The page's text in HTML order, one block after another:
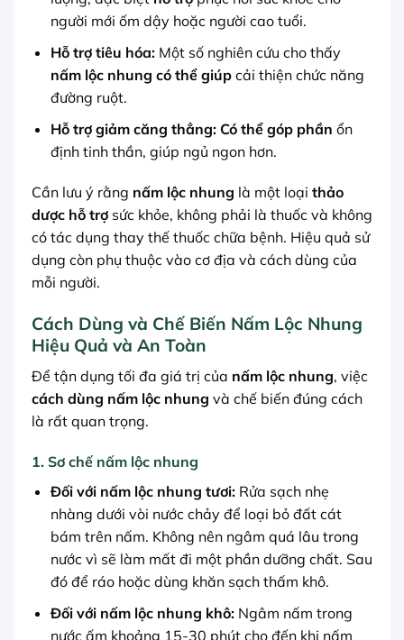
người mới ốm dậy hoặc người cao tuổi.
Hỗ trợ tiêu hóa:Một số nghiên cứu cho thấy
nấm lộc nhung có thể giúpcải thiện chức năng
đường ruột.
Hỗ trợ giảm căng thẳng: Có thể góp phần ổn
định tinh thần, giúp ngủ ngon hơn.
Cần lưu ý rằng nấm lộc nhung là một loại thảo
dược hỗ trợ sức khỏe, không phải là thuốc và không
có tác dụng thay thế thuốc chữa bệnh. Hiệu quả sử
dụng còn phụ thuộc vào cơ địa và cách dùng của
mỗi người.
Cách Dùng và Chế Biến Nấm Lộc Nhung
Hiệu Quả và An Toàn
Để tận dụng tối đa giá trị của nấm lộc nhung, việc
cách dùng nấm lộc nhung và chế biến đúng cách
là rất quan trọng.
1. Sơ chế nấm lộc nhung
Đối với nấm lộc nhung tươi:Rửa sạch nhẹ
nhàng dưới vòi nước chảy để loại bỏ đất cát
bám trên nấm. Không nên ngâm quá lâu trong
nước vì sẽ làm mất đi một phần dưỡng chất. Sau
đó để ráo hoặc dùng khăn sạch thấm khô.
Đối với nấm lộc nhung khô:Ngâm nấm trong
nước ấm khoảng 15-30 phút cho đến khi nấm